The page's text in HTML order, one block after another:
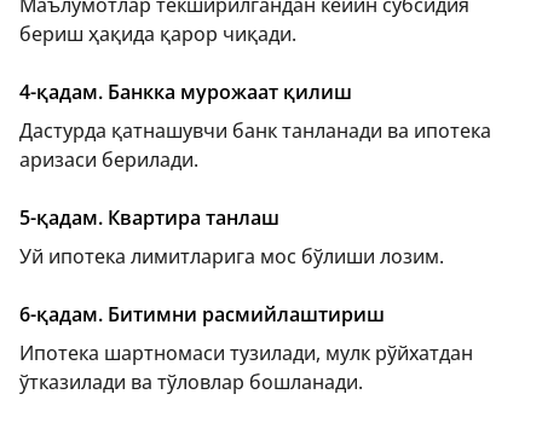
бериш ҳақида қарор чиқади.
4-қадам. Банкка мурожаат қилиш
Дастурда қатнашувчи банк танланади ва ипотека
аризаси берилади.
5-қадам. Квартира танлаш
Уй ипотека лимитларига мос бўлиши лозим.
6-қадам. Битимни расмийлаштириш
Ипотека шартномаси тузилади, мулк рўйхатдан
ўтказилади ва тўловлар бошланади.